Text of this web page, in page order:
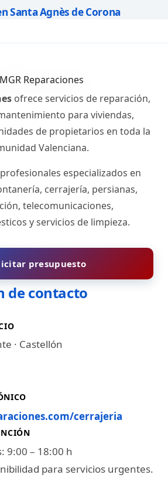
Santa Agnès de Corona
ofrece servicios de reparación,
para viviendas,
de propietarios en toda la
Valenciana.
especializados en
cerrajería, persianas,
telecomunicaciones,
y servicios de limpieza.
presupuesto
de contacto
· Castellón
cerrajeria
9:00 – 18:00 h
para servicios urgentes.